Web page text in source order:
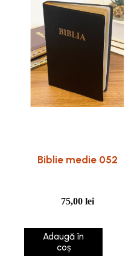
Biblie medie 052
75,00 lei
Adaugă în
coș